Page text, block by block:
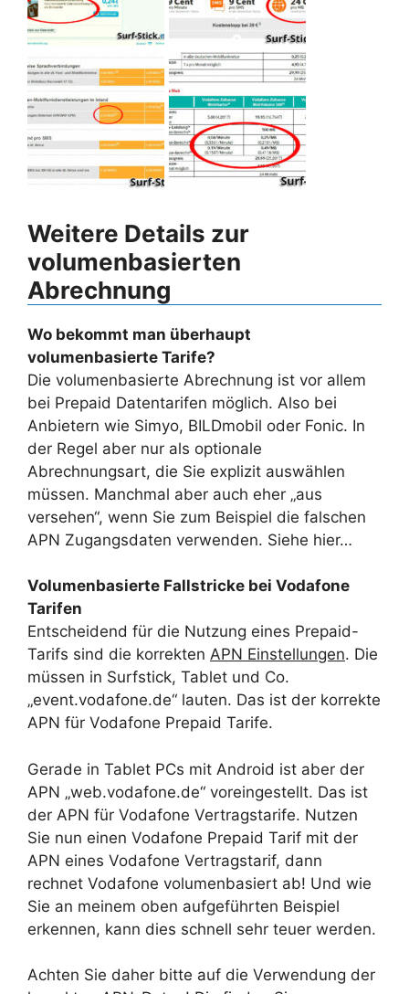
Weitere Details zur
volumenbasierten
Abrechnung
Wo bekommt man überhaupt
volumenbasierte Tarife?
Die volumenbasierte Abrechnung ist vor allem
bei Prepaid Datentarifen möglich. Also bei
Anbietern wie Simyo, BILDmobil oder Fonic. In
der Regel aber nur als optionale
Abrechnungsart, die Sie explizit auswählen
müssen. Manchmal aber auch eher „aus
versehen“, wenn Sie zum Beispiel die falschen
APN Zugangsdaten verwenden. Siehe hier…
Volumenbasierte Fallstricke bei Vodafone
Tarifen
Entscheidend für die Nutzung eines Prepaid-
Tarifs sind die korrekten APN Einstellungen. Die
müssen in Surfstick, Tablet und Co.
„event.vodafone.de“ lauten. Das ist der korrekte
APN für Vodafone Prepaid Tarife.
Gerade in Tablet PCs mit Android ist aber der
APN „web.vodafone.de“ voreingestellt. Das ist
der APN für Vodafone Vertragstarife. Nutzen
Sie nun einen Vodafone Prepaid Tarif mit der
APN eines Vodafone Vertragstarif, dann
rechnet Vodafone volumenbasiert ab! Und wie
Sie an meinem oben aufgeführten Beispiel
erkennen, kann dies schnell sehr teuer werden.
Achten Sie daher bitte auf die Verwendung der